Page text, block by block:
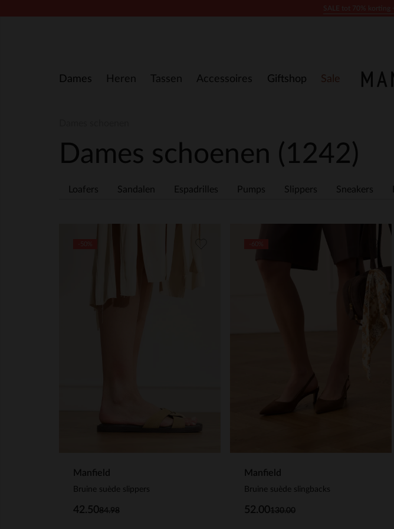
Dames Heren Tassen Accessoires Giftshop Sale
Dames schoenen (1242)
Loafers Sandalen Espadrilles Pumps Slippers Sneakers
Manfield
Bruine suède slippers
84.98
42.50
Manfield
Bruine suède slingbacks
130.00
52.00